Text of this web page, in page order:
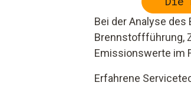
Bei der Analyse
Brennstoffführung,
Emissionswerte im
Erfahrene